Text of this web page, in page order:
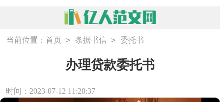
当前位置：首页 > 条据书信 > 委托书
办理贷款委托书
时间：2023-07-12 11:28:37